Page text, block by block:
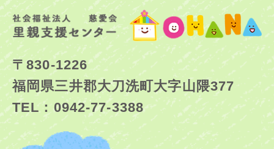
〒830-1226
福岡県三井郡大刀洗町大字山隈377
TEL：0942-77-3388